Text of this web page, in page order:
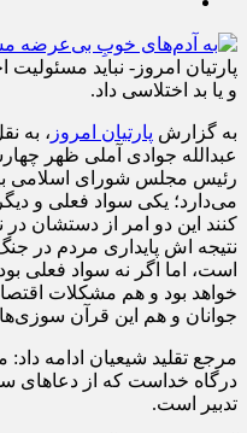
پارتیان امروز- نباید
و یا بد اختلاسی داد.
به گزارش پارتیان امروز ، به
عبدالله جوادی آملی ظهر
رئیس مجلس شورای اسلامی
می‌دارد؛ یکی سواد فعلی و
کنند این دو امر از دستشان در
نتیجه اش پایداری مردم در
است، اما اگر نه سواد فعلی
خواهد بود و هم مشکلات
جوانان و هم این قرآن
مرجع تقلید شیعیان ادامه
درگاه خداست که از دعا‌های
تدبیر است.